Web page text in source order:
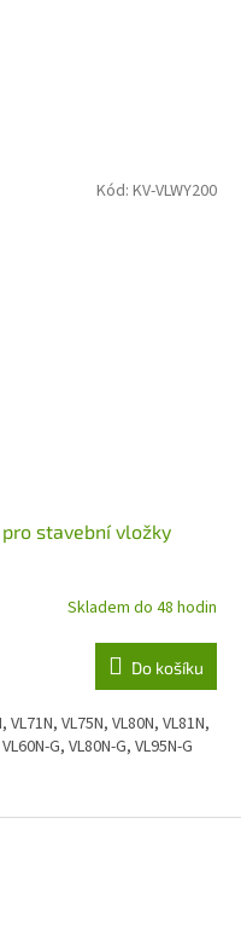
stavební vložky
Skladem do 48 hodin
Do košíku
VL75N, VL80N, VL81N,
G, VL80N-G, VL95N-G
Kód: KV-VLWY200